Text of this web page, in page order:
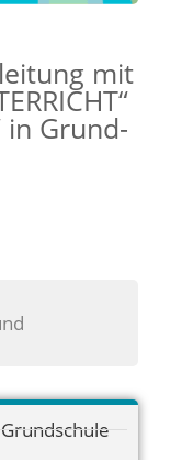
mit
in Grund-
Grundschule